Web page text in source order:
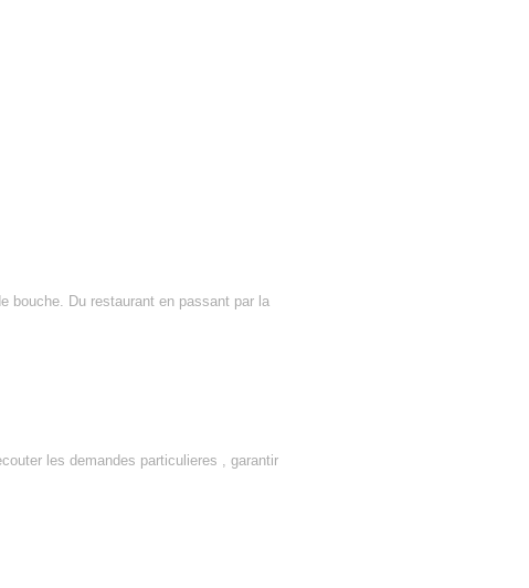
bouche. Du restaurant en passant par la
les demandes particulieres , garantir